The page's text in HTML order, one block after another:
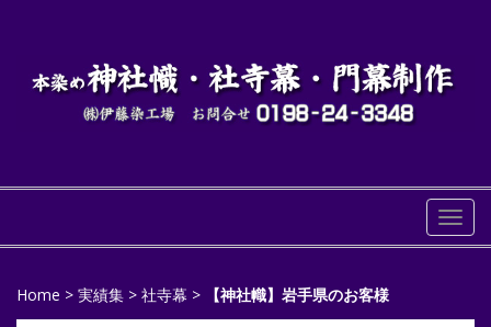
Home > 実績集 > 社寺幕 > 【神社幟】岩手県のお客様